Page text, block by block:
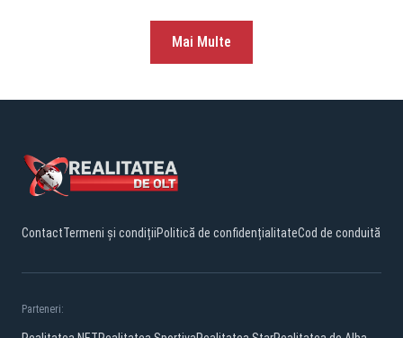
Mai Multe
ContactTermeni și condițiiPolitică de confidențialitateCod de conduită
Parteneri: